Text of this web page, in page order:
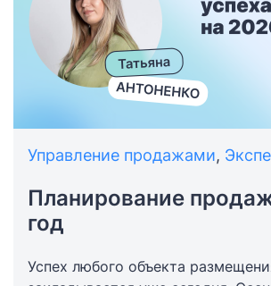
Управление продажами,
Планирование
год
Успех любого объекта